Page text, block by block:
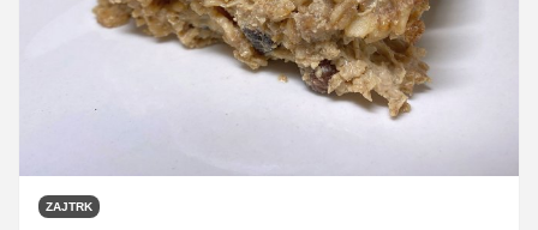
ZAJTRK